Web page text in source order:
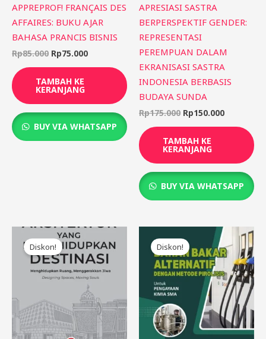
APPREPROF! FRANÇAIS DES
AFFAIRES: BUKU AJAR
BAHASA PRANCIS BISNIS
Rp85.000 Rp75.000
TAMBAH KE
KERANJANG
BUY VIA WHATSAPP
APRESIASI SASTRA
BERPERSPEKTIF GENDER:
REPRESENTASI
PEREMPUAN DALAM
EKRANISASI SASTRA
INDONESIA BERBASIS
BUDAYA SUNDA
Rp175.000 Rp150.000
TAMBAH KE
KERANJANG
BUY VIA WHATSAPP
Diskon!
Harga
aslinya
adalah:
Rp85.000.
Harga
saat
ini
adalah:
Rp75.000.
Diskon!
aslinya
adalah:
Rp75.000.
Harga
saat
ini
adalah:
Rp65.000.